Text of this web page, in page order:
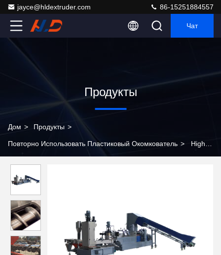
jayce@hldextruder.com 86-15251884557
Чат
Продукты
Дом > Продукты >
Повторно Использовать Пластиковый Окомкователь > High
(Машина для переработки пеллетизаторов из пластика с
высоким эффектом)